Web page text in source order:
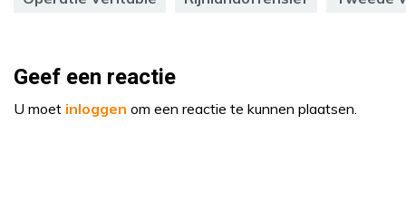
Geef een reactie
U moet inloggen om een reactie te kunnen plaatsen.